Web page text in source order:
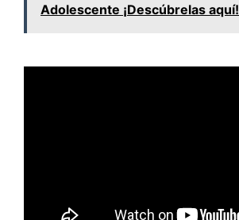
Adolescente ¡Descúbrelas aquí!